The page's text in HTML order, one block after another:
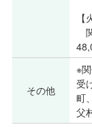
【
その他
※
受
町
父